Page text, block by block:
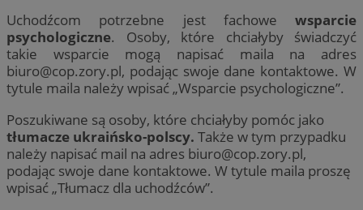
Uchodźcom potrzebne jest fachowe wsparcie
psychologiczne. Osoby, które chciałyby świadczyć
takie wsparcie mogą napisać maila na adres
biuro@cop.zory.pl, podając swoje dane kontaktowe. W
tytule maila należy wpisać „Wsparcie psychologiczne”.
Poszukiwane są osoby, które chciałyby pomóc jako
tłumacze ukraińsko-polscy. Także w tym przypadku
należy napisać mail na adres biuro@cop.zory.pl,
podając swoje dane kontaktowe. W tytule maila proszę
wpisać „Tłumacz dla uchodźców”.